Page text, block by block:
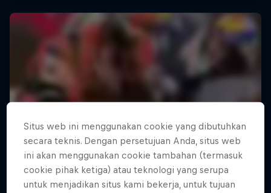
Situs web ini menggunakan cookie yang dibutuhkan
secara teknis. Dengan persetujuan Anda, situs web
ini akan menggunakan cookie tambahan (termasuk
cookie pihak ketiga) atau teknologi yang serupa
untuk menjadikan situs kami bekerja, untuk tujuan